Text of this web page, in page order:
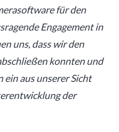
für den
Engagement in
uns, dass wir den
konnten und
aus unserer Sicht
der